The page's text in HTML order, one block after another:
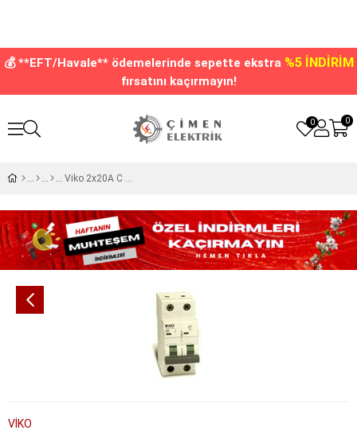
💰 **EFT/Havale** ödemelerinde sepette ekstra %5 İNDİRİM
fırsatını kaçırmayın!
0
0
Viko 2x20A C Serisi 10kA Otomatik Sigorta 10VTB-2C20
VİKO